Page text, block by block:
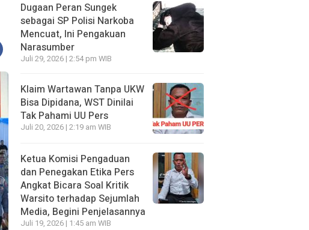
Dugaan Peran Sungek
sebagai SP Polisi Narkoba
Mencuat, Ini Pengakuan
Narasumber
Juli 29, 2026 | 2:54 pm WIB
Klaim Wartawan Tanpa UKW
Bisa Dipidana, WST Dinilai
Tak Pahami UU Pers
Juli 20, 2026 | 2:19 am WIB
Ketua Komisi Pengaduan
dan Penegakan Etika Pers
Angkat Bicara Soal Kritik
Warsito terhadap Sejumlah
Media, Begini Penjelasannya
Juli 19, 2026 | 1:45 am WIB